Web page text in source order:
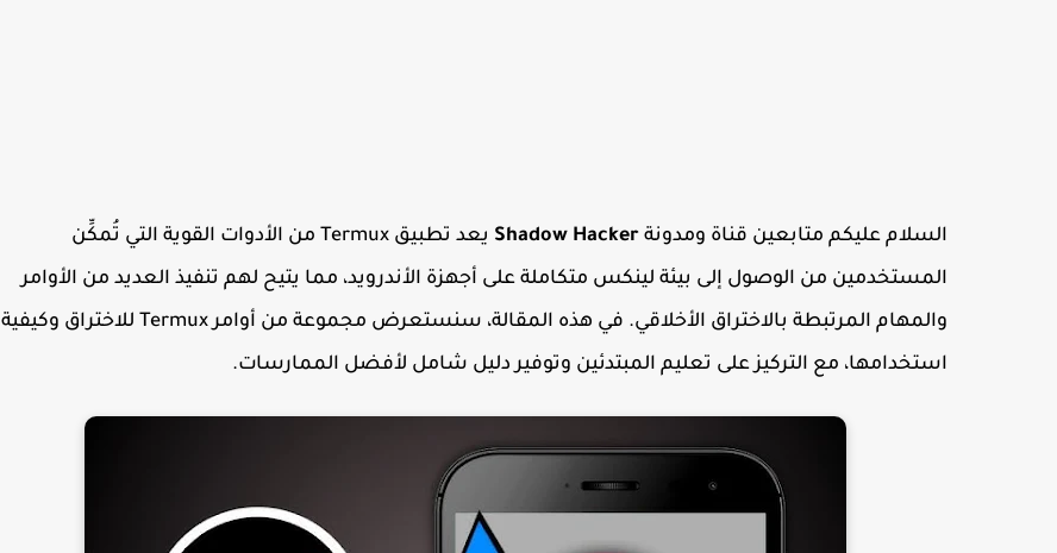
السلام عليكم متابعين قناة ومدونة Shadow Hacker
يعد تطبيق Termux من الأدوات القوية التي تُمكِّن
المستخدمين من الوصول إلى بيئة لينكس متكاملة على أجهزة الأندرويد، مما يتيح لهم تنفيذ العديد من الأوامر
والمهام المرتبطة بالاختراق الأخلاقي. في هذه المقالة، سنستعرض مجموعة من أوامر Termux للاختراق وكيفية
استخدامها، مع التركيز على تعليم المبتدئين وتوفير دليل شامل لأفضل الممارسات.